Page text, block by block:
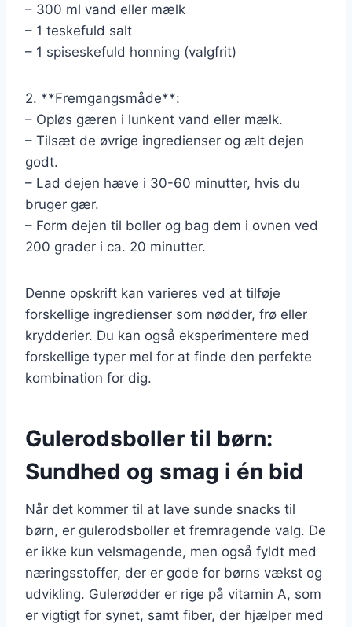
– 300 ml vand eller mælk
– 1 teskefuld salt
– 1 spiseskefuld honning (valgfrit)
2. **Fremgangsmåde**:
– Opløs gæren i lunkent vand eller mælk.
– Tilsæt de øvrige ingredienser og ælt dejen
godt.
– Lad dejen hæve i 30-60 minutter, hvis du
bruger gær.
– Form dejen til boller og bag dem i ovnen ved
200 grader i ca. 20 minutter.
Denne opskrift kan varieres ved at tilføje
forskellige ingredienser som nødder, frø eller
krydderier. Du kan også eksperimentere med
forskellige typer mel for at finde den perfekte
kombination for dig.
Gulerodsboller til børn:
Sundhed og smag i én bid
Når det kommer til at lave sunde snacks til
børn, er gulerodsboller et fremragende valg. De
er ikke kun velsmagende, men også fyldt med
næringsstoffer, der er gode for børns vækst og
udvikling. Gulerødder er rige på vitamin A, som
er vigtigt for synet, samt fiber, der hjælper med